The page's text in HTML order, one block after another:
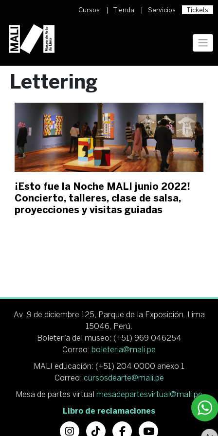
content
Cursos Tienda Servicios Tickets
Lettering
¡Esto fue la Noche MALI junio 2022!
Concierto, talleres, clase de salsa,
proyecciones y visitas guiadas
Av. 9 de diciembre 125, Parque de la Exposición. Lima
15046, Perú.
Boletería del museo: (+51) 969 046254
Correo: boleteria@mali.pe
MALI educación: (+51) 204 0000 anexo 1
Correo: cursosdearte@mali.pe
Mesa de partes virtual mesadepartesvirtual@mali.pe
Libro de reclamaciones